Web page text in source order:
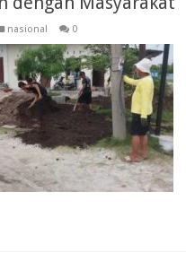
nasional 0